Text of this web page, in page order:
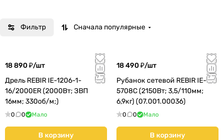
Фильтр Сначала популярные
18 890 ₽/шт
Дрель REBIR IE-1206-1-
16/2000ER (2000Вт; ЗВП
16мм; 330об/м;)
0 0 Мало
В корзину
18 490 ₽/шт
Рубанок сетевой REBIR IE-
5708С (2150Вт; 3,5/110мм;
6,9кг) (07.001.00036)
0 0 Мало
В корзину